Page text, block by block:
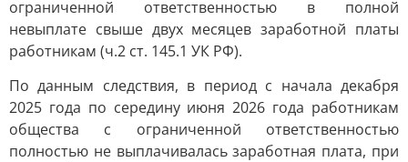
ограниченной ответственностью в полной
невыплате свыше двух месяцев заработной платы
работникам (ч.2 ст. 145.1 УК РФ).
По данным следствия, в период с начала декабря
2025 года по середину июня 2026 года работникам
общества с ограниченной ответственностью
полностью не выплачивалась заработная плата, при